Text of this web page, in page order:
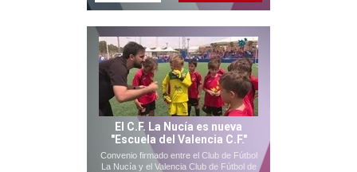
El C.F. La Nucía es nueva
"Escuela del Valencia C.F."
Convenio firmado entre el Club de Fútbol
La Nucía y el Valencia Club de Fútbol de